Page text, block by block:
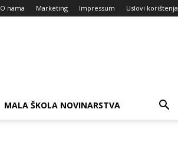
O nama Marketing Impressum Uslovi korištenja
MALA ŠKOLA NOVINARSTVA